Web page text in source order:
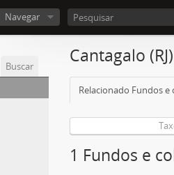
Navegar
Buscar Cantagalo (RJ)
Relacionado Fundos e
1 Fundos e